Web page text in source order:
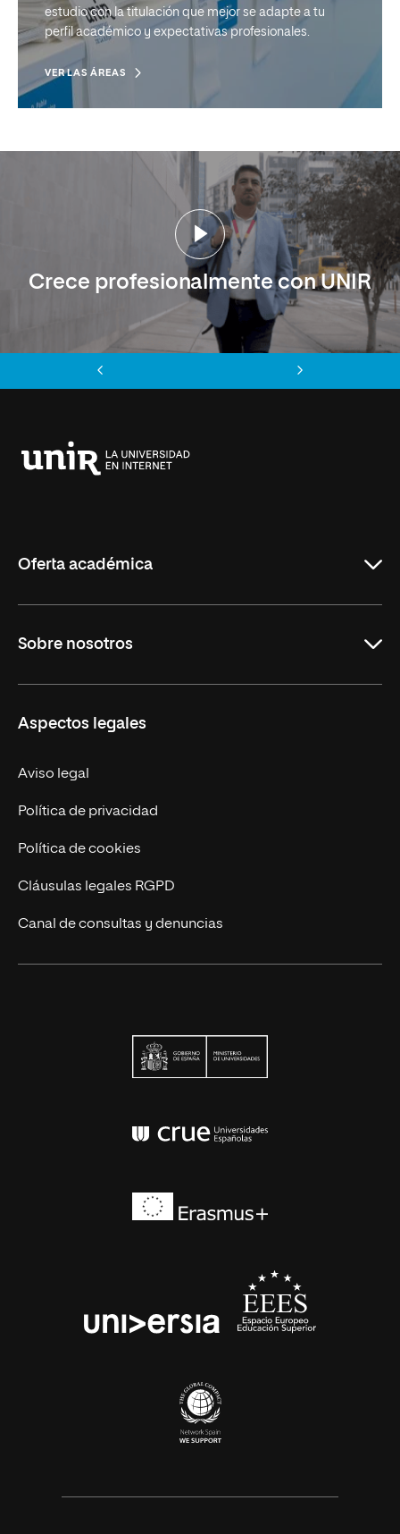
estudio con la titulación que mejor se adapte a tu
perfil académico y expectativas profesionales.
VER LAS ÁREAS
Crece profesionalmente con UNIR
Oferta académica
Maestrías
Sobre nosotros
Trabaja en UNIR
Actualidad UNIR
Contáctanos
Aspectos legales
Aviso legal
Política de privacidad
Política de cookies
Cláusulas legales RGPD
Canal de consultas y denuncias